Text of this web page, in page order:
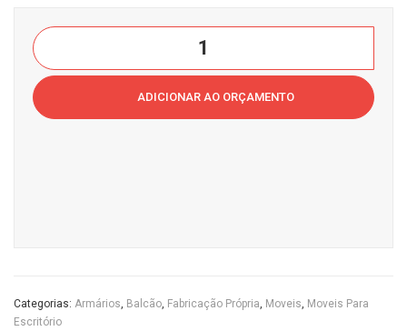
Armário
Baixo
30mm
MDF
ADICIONAR AO ORÇAMENTO
Categorias: Armários, Balcão, Fabricação Própria, Moveis, Moveis Para
Escritório